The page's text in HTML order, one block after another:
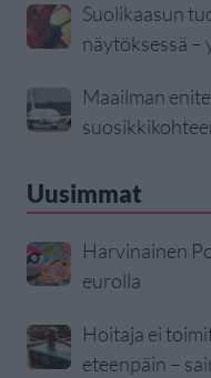
Suolikaasun
näytöksessä –
Maailman
Uusimmat
Harvinainen
eurolla
Hoitaja ei
eteenpäin –